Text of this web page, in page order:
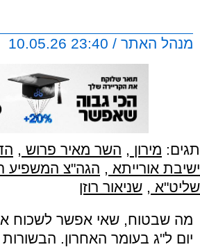
מנהל האתר / 23:40 10.05.26
תגים: מירון , השר מאיר פרוש ,
ישיבת אורייתא , הגה"צ המשפיע
שליט"א , שניאור רוזן
מה שבטוח, שאי אפשר לשכוח
יום ל"ג בעומר האחרון. הבשורות